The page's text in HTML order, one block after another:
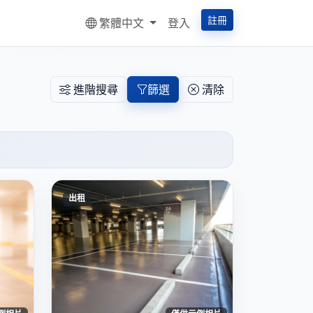
繁體中文 登入 註冊
進階搜尋 篩選 清除
出租